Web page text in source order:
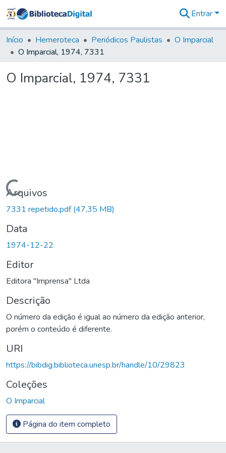
&
Coleções
Tudo na
Digital
Entrar
Início Hemeroteca Periódicos Paulistas
O Imparcial
O Imparcial, 1974, 7331
O Imparcial, 1974, 7331
Carregando...
Arquivos
7331 repetido.pdf(47,35 MB)
Data
1974-12-22
Editor
Editora "Imprensa" Ltda
Descrição
O número da edição é igual ao número da edição anterior,
porém o conteúdo é diferente.
URI
https://bibdig.biblioteca.unesp.br/handle/10/29823
Coleções
O Imparcial
Página do item completo